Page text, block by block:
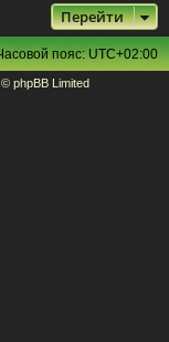
Перейти
пояс:UTC+02:00
phpBB Limited